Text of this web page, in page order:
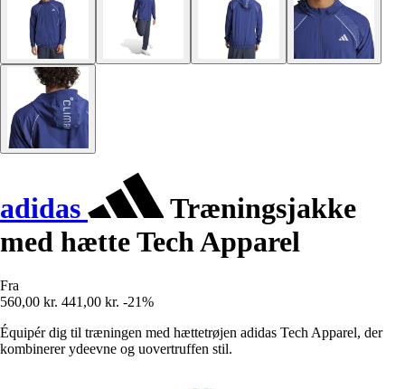
adidas
Træningsjakke
med hætte Tech Apparel
Fra
560,00 kr. 441,00 kr. -21%
Équipér dig til træningen med hættetrøjen adidas Tech Apparel, der
kombinerer ydeevne og uovertruffen stil.